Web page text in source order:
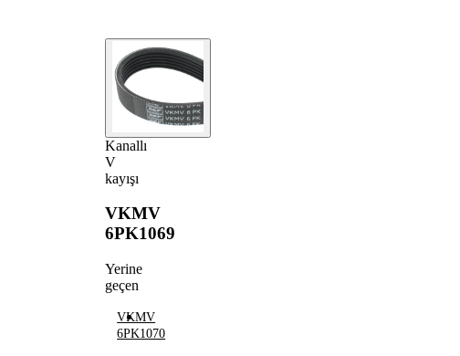
Kanallı
V
kayışı
VKMV
6PK1069
Yerine
geçen
VKMV
6PK1070